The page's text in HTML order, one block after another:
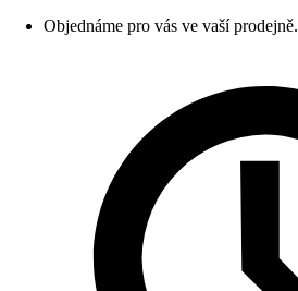
Objednáme pro vás ve vaší prodejně.